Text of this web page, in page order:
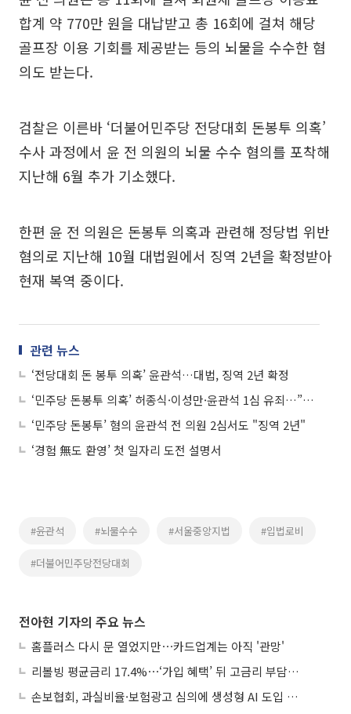
합계 약 770만 원을 대납받고 총 16회에 걸쳐 해당
골프장 이용 기회를 제공받는 등의 뇌물을 수수한 혐
의도 받는다.
검찰은 이른바 ‘더불어민주당 전당대회 돈봉투 의혹’
수사 과정에서 윤 전 의원의 뇌물 수수 혐의를 포착해
지난해 6월 추가 기소했다.
한편 윤 전 의원은 돈봉투 의혹과 관련해 정당법 위반
혐의로 지난해 10월 대법원에서 징역 2년을 확정받아
현재 복역 중이다.
관련 뉴스
‘전당대회 돈 봉투 의혹’ 윤관석…대법, 징역 2년 확정
‘민주당 돈봉투 의혹’ 허종식·이성만·윤관석 1심 유죄…”항소할 것”
‘민주당 돈봉투’ 혐의 윤관석 전 의원 2심서도 "징역 2년"
‘경험 無도 환영’ 첫 일자리 도전 설명서
#윤관석 #뇌물수수 #서울중앙지법 #입법로비
#더불어민주당전당대회
전아현 기자의 주요 뉴스
홈플러스 다시 문 열었지만⋯카드업계는 아직 '관망'
리볼빙 평균금리 17.4%⋯‘가입 혜택’ 뒤 고금리 부담 주의
손보협회, 과실비율·보험광고 심의에 생성형 AI 도입 추진